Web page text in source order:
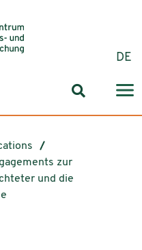
DE
Search
zur
und die